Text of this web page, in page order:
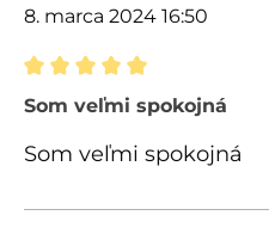
8. marca 2024 16:50
Recenzia s
Som veľmi spokojná
Som veľmi spokojná